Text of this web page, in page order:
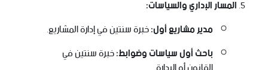
المسار الإداري والسياسات:
مدير مشاريع أول:خبرة سنتين في إدارة المشاريع.
باحث أول سياسات وضوابط:خبرة سنتين في